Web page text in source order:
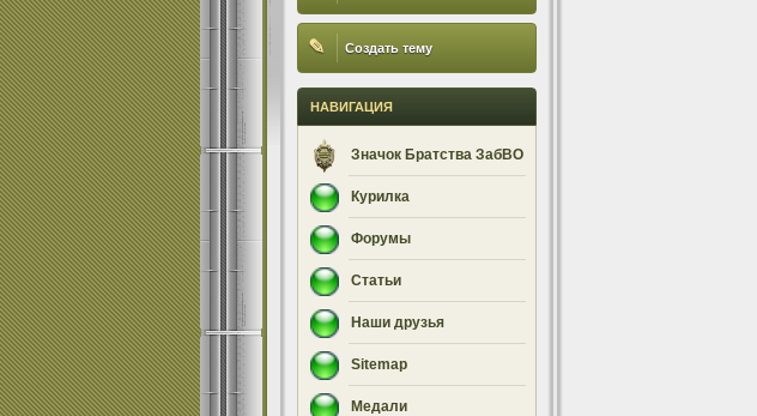
✎ Создать тему
НАВИГАЦИЯ
Значок Братства ЗабВО
Курилка
Форумы
Статьи
Наши друзья
Sitemap
Медали